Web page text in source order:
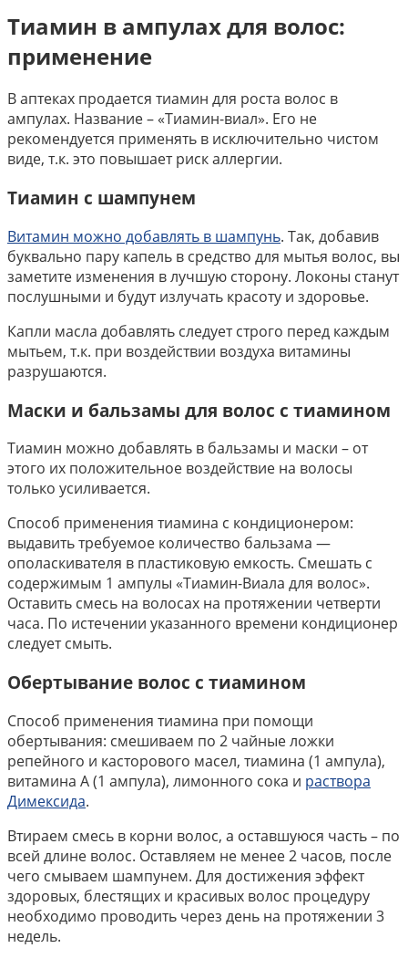
Тиамин в ампулах для волос:
применение
В аптеках продается тиамин для роста волос в
ампулах. Название – «Тиамин-виал». Его не
рекомендуется применять в исключительно чистом
виде, т.к. это повышает риск аллергии.
Тиамин с шампунем
Витамин можно добавлять в шампунь. Так, добавив
буквально пару капель в средство для мытья волос, вы
заметите изменения в лучшую сторону. Локоны станут
послушными и будут излучать красоту и здоровье.
Капли масла добавлять следует строго перед каждым
мытьем, т.к. при воздействии воздуха витамины
разрушаются.
Маски и бальзамы для волос с тиамином
Тиамин можно добавлять в бальзамы и маски – от
этого их положительное воздействие на волосы
только усиливается.
Способ применения тиамина с кондиционером:
выдавить требуемое количество бальзама —
ополаскивателя в пластиковую емкость. Смешать с
содержимым 1 ампулы «Тиамин-Виала для волос».
Оставить смесь на волосах на протяжении четверти
часа. По истечении указанного времени кондиционер
следует смыть.
Обертывание волос с тиамином
Способ применения тиамина при помощи
обертывания: смешиваем по 2 чайные ложки
репейного и касторового масел, тиамина (1 ампула),
витамина А (1 ампула), лимонного сока и раствора
Димексида.
Втираем смесь в корни волос, а оставшуюся часть – по
всей длине волос. Оставляем не менее 2 часов, после
чего смываем шампунем. Для достижения эффект
здоровых, блестящих и красивых волос процедуру
необходимо проводить через день на протяжении 3
недель.